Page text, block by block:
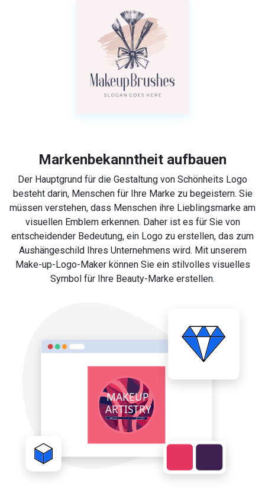
Markenbekanntheit aufbauen
Der Hauptgrund für die Gestaltung von Schönheits Logo
besteht darin, Menschen für Ihre Marke zu begeistern. Sie
müssen verstehen, dass Menschen ihre Lieblingsmarke am
visuellen Emblem erkennen. Daher ist es für Sie von
entscheidender Bedeutung, ein Logo zu erstellen, das zum
Aushängeschild Ihres Unternehmens wird. Mit unserem
Make-up-Logo-Maker können Sie ein stilvolles visuelles
Symbol für Ihre Beauty-Marke erstellen.